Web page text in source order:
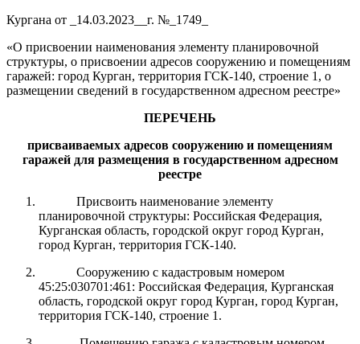
Кургана от _14.03.2023__г. №_1749_
«О присвоении наименования элементу планировочной
структуры, о присвоении адресов сооружению и помещениям
гаражей: город Курган, территория ГСК-140, строение 1, о
размещении сведений в государственном адресном реестре»
ПЕРЕЧЕНЬ
присваиваемых адресов сооружению и помещениям
гаражей для размещения в государственном адресном
реестре
Присвоить наименование элементу
планировочной структуры: Российская Федерация,
Курганская область, городской округ город Курган,
город Курган, территория ГСК-140.
Сооружению с кадастровым номером
45:25:030701:461: Российская Федерация, Курганская
область, городской округ город Курган, город Курган,
территория ГСК-140, строение 1.